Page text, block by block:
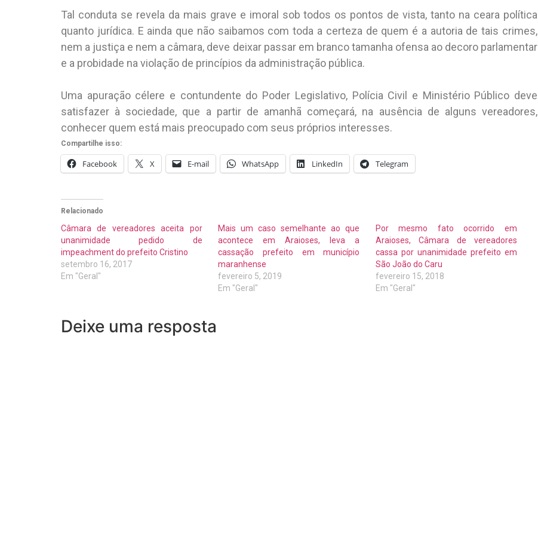
Tal conduta se revela da mais grave e imoral sob todos os pontos de vista, tanto na ceara política
quanto jurídica. E ainda que não saibamos com toda a certeza de quem é a autoria de tais crimes,
nem a justiça e nem a câmara, deve deixar passar em branco tamanha ofensa ao decoro parlamentar
e a probidade na violação de princípios da administração pública.
Uma apuração célere e contundente do Poder Legislativo, Polícia Civil e Ministério Público deve
satisfazer à sociedade, que a partir de amanhã começará, na ausência de alguns vereadores,
conhecer quem está mais preocupado com seus próprios interesses.
Compartilhe isso:
Facebook X E-mail WhatsApp LinkedIn Telegram
Relacionado
Câmara de vereadores aceita por
unanimidade pedido de
impeachment do prefeito Cristino
setembro 16, 2017
Em "Geral"
Mais um caso semelhante ao que
acontece em Araioses, leva a
cassação prefeito em município
maranhense
fevereiro 5, 2019
Em "Geral"
Por mesmo fato ocorrido em
Araioses, Câmara de vereadores
cassa por unanimidade prefeito em
São João do Caru
fevereiro 15, 2018
Em "Geral"
Deixe uma resposta